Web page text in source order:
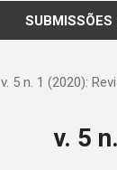
SUBMISSÕES
v. 5 n. 1 (2020):
v. 5